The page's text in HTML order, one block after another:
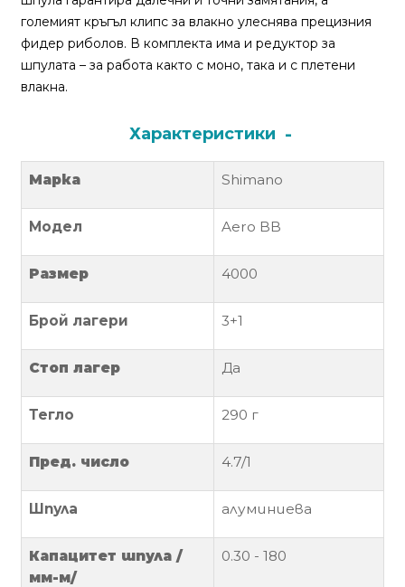
За
нас
Контакти
Връщане
и
рекламация
Условия
ползване
за
поверителност
Политика
за
на
(Cookie)
големият кръгъл клипс за влакно улеснява прецизния
фидер риболов. В комплекта има и редуктор за
шпулата – за работа както с моно, така и с плетени
влакна.
Характеристики
Марка Shimano
Модел Aero BB
Размер 4000
Брой лагери 3+1
Стоп лагер Да
Тегло 290 г
Пред. число 4.7/1
Шпула алуминиева
Капацитет шпула /
мм-м/
0.30 - 180